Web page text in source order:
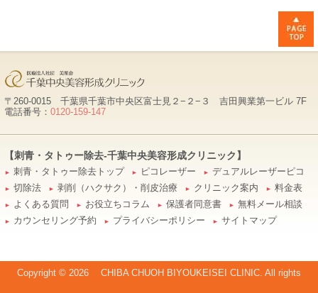
〒260-0015 千葉県千葉市中央区富士見２−２−３ 吉田興業第一ビル 7F
電話番号： 0120-159-147
【刺青・タトゥー除去-千葉中央美容形成クリニック】
► 刺青・タトゥー除去トップ ► ピコレーザー ► デュアルレーザーピコ
► 切除法 ► 剥削（ハクサク）・削皮治療 ► クリニック案内 ► 料金表
► よくある質問 ► お役立ちコラム ► 保護者同意書 ► 無料メール相談
► カウンセリング予約 ► プライバシーポリシー ► サイトマップ
Copyright © 2026 CHIBA CHUOH BIYOUKEISEI CLINIC. All rights